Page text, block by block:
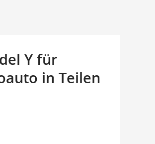
Y für
in Teilen